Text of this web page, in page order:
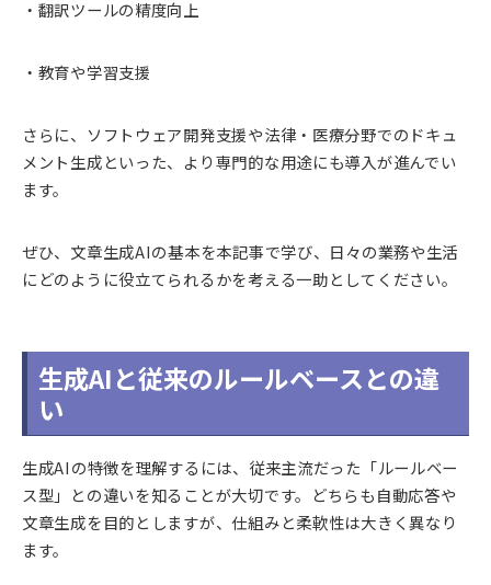
・翻訳ツールの精度向上
・教育や学習支援
さらに、ソフトウェア開発支援や法律・医療分野でのドキュ
メント生成といった、より専門的な用途にも導入が進んでい
ます。
ぜひ、文章生成AIの基本を本記事で学び、日々の業務や生活
にどのように役立てられるかを考える一助としてください。
生成AIと従来のルールベースとの違
い
生成AIの特徴を理解するには、従来主流だった「ルールベー
ス型」との違いを知ることが大切です。どちらも自動応答や
文章生成を目的としますが、仕組みと柔軟性は大きく異なり
ます。